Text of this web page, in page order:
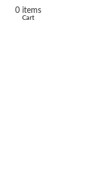
0 items
Cart